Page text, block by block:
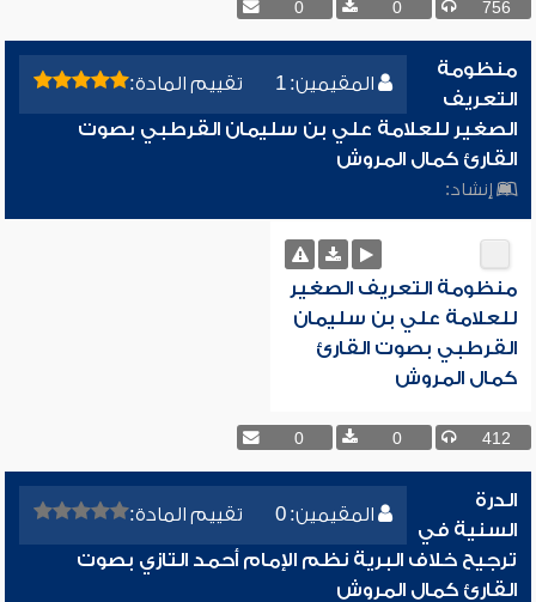
756
0
0
المقيمين: 1 تقييم المادة:
منظومة
التعريف
الصغير للعلامة علي بن سليمان القرطبي بصوت
القارئ كمال المروش
إنشاد:
منظومة التعريف الصغير
للعلامة علي بن سليمان
القرطبي بصوت القارئ
كمال المروش
412
0
0
المقيمين: 0 تقييم المادة:
الدرة
السنية في
ترجيح خلاف البرية نظم الإمام أحمد التازي بصوت
القارئ كمال المروش